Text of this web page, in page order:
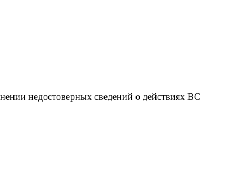
недостоверных сведений о действиях ВС